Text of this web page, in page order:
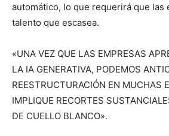
automático, lo que requerirá que las
talento que escasea.
«UNA VEZ QUE LAS EMPRESAS
LA IA GENERATIVA, PODEMOS
REESTRUCTURACIÓN EN MUCHAS
IMPLIQUE RECORTES
DE CUELLO BLANCO».